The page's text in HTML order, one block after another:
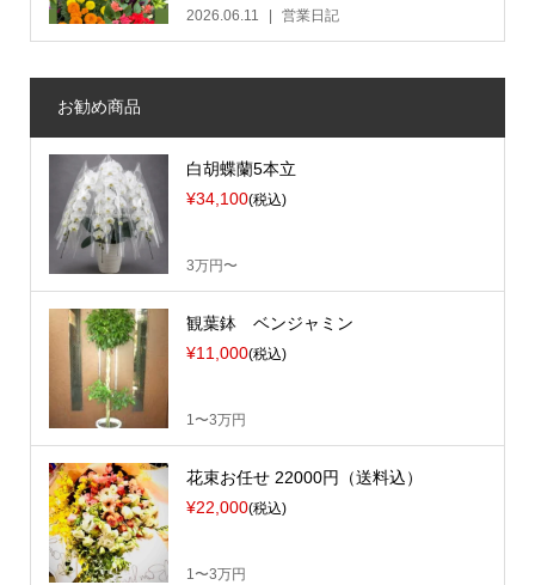
2026.06.11 営業日記
お勧め商品
白胡蝶蘭5本立
¥34,100(税込)
3万円〜
観葉鉢 ベンジャミン
¥11,000(税込)
1〜3万円
花束お任せ 22000円（送料込）
¥22,000(税込)
1〜3万円